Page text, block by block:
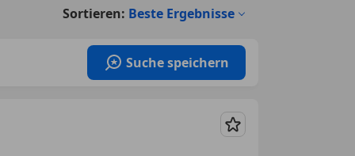
Sortieren: Beste Ergebnisse
Suche speichern
Merken